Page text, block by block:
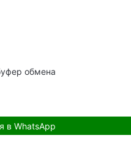
обмена
в WhatsApp